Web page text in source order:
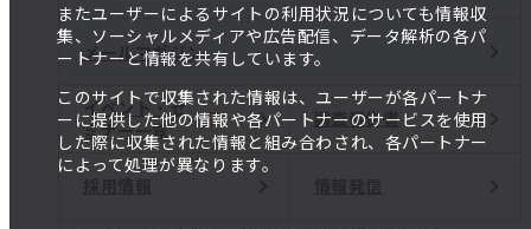
またユーザーによるサイトの利用状況についても情報収
集、ソーシャルメディアや広告配信、データ解析の各パ
ートナーと情報を共有しています。
このサイトで収集された情報は、ユーザーが各パートナ
ーに提供した他の情報や各パートナーのサービスを使用
した際に収集された情報と組み合わされ、各パートナー
によって処理が異なります。
メールマガジン
イベント・セ
ミナー一覧
調査報告書